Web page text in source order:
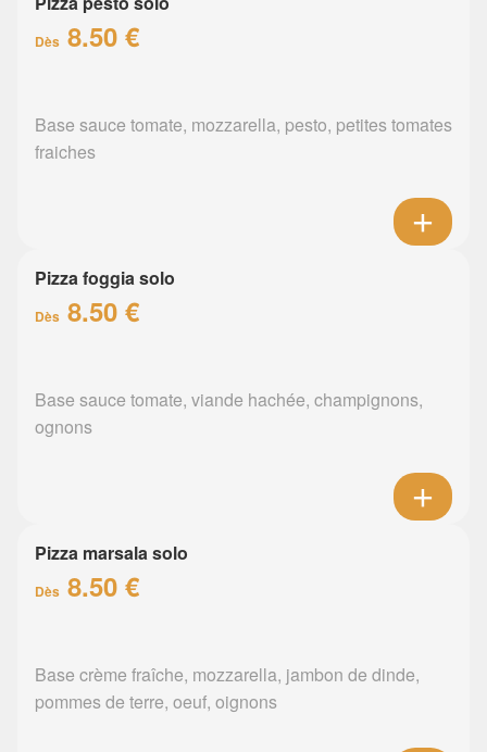
Dès 8.50 €
Base sauce tomate, mozzarella, pesto, petites tomates
fraiches
Pizza foggia solo
Dès 8.50 €
Base sauce tomate, viande hachée, champignons,
ognons
Pizza marsala solo
Dès 8.50 €
Base crème fraîche, mozzarella, jambon de dinde,
pommes de terre, oeuf, oignons